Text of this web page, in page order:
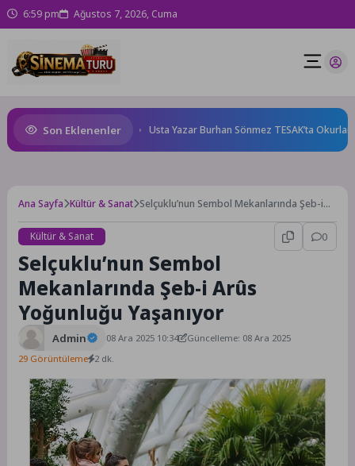
6:59 pm Ağustos 7, 2026, Cuma
Son Eklenenler
karnında başlıyor! Usta Yazar Burhan Sönmez TESAK’ta
Ana Sayfa Kültür & Sanat Selçuklu’nun Sembol Mekanlarında Şeb-i
Kültür & Sanat
0
Selçuklu’nun Sembol
Mekanlarında Şeb-i Arûs
Yoğunluğu Yaşanıyor
Admin 08 Ara 2025 10:34
Güncelleme: 08 Ara 2025
29 Görüntüleme 2 dk.